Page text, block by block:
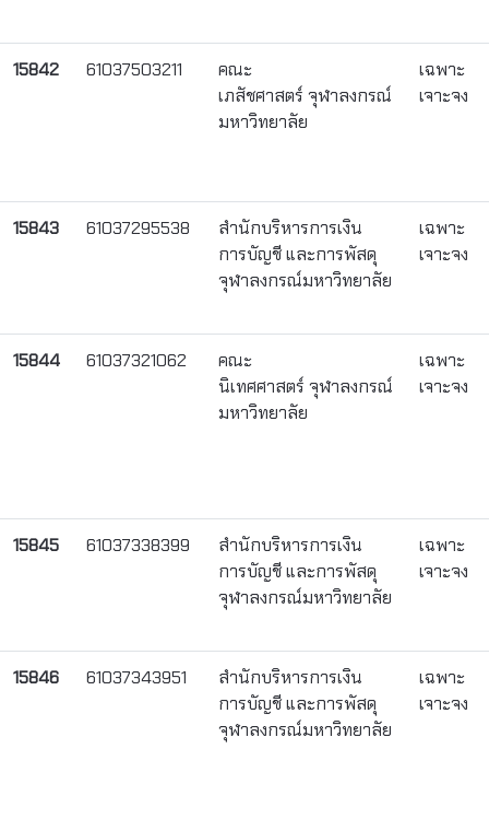
15842 61037503211
คณะ
เภสัชศาสตร์ จุฬาลงกรณ์
มหาวิทยาลัย
เฉพาะ
เจาะจง
15843 61037295538
สำนักบริหารการเงิน
การบัญชี และการพัสดุ
จุฬาลงกรณ์มหาวิทยาลัย
เฉพาะ
เจาะจง
15844 61037321062
คณะ
นิเทศศาสตร์ จุฬาลงกรณ์
มหาวิทยาลัย
เฉพาะ
เจาะจง
15845 61037338399
สำนักบริหารการเงิน
การบัญชี และการพัสดุ
จุฬาลงกรณ์มหาวิทยาลัย
เฉพาะ
เจาะจง
15846 61037343951
สำนักบริหารการเงิน
การบัญชี และการพัสดุ
จุฬาลงกรณ์มหาวิทยาลัย
เฉพาะ
เจาะจง